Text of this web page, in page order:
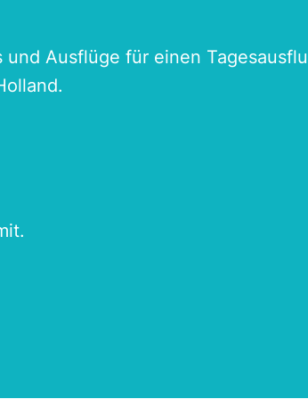
und Ausflüge für einen